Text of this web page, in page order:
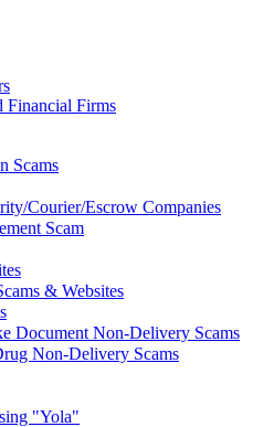
Financial Firms
Scams
Courier/Escrow Companies
Scam
& Websites
Document Non-Delivery Scams
Non-Delivery Scams
"Yola"